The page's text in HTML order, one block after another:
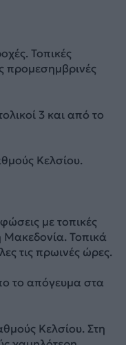
Τοπικές
προμεσημβρινές
3 και από το
Κελσίου.
με τοπικές
Μακεδονία. Τοπικά
τις πρωινές ώρες.
το απόγευμα στα
Κελσίου. Στη